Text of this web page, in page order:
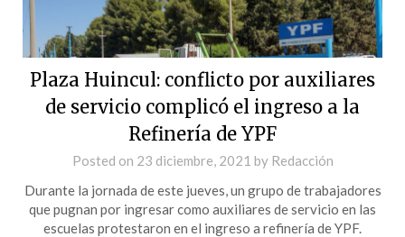
Plaza Huincul: conflicto por auxiliares
de servicio complicó el ingreso a la
Refinería de YPF
Posted on 23 diciembre, 2021 by Redacción
Durante la jornada de este jueves, un grupo de trabajadores
que pugnan por ingresar como auxiliares de servicio en las
escuelas protestaron en el ingreso a refinería de YPF.